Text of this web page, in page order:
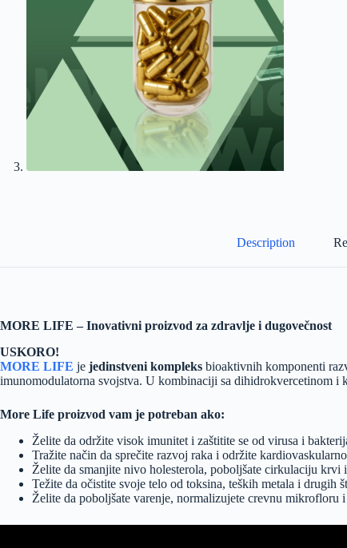
Description
MORE LIFE – Inovativni proizvod za zdravlje i dugovečnost
USKORO!
MORE LIFE je jedinstveni kompleks bioaktivnih komponenti
imunomodulatorna svojstva. U kombinaciji sa dihidrokvercetinom i
More Life proizvod vam je potreban ako:
Želite da održite visok imunitet i zaštitite se od virusa i
Tražite način da sprečite razvoj raka i održite
Želite da smanjite nivo holesterola, poboljšate cirkulaciju krvi
Težite da očistite svoje telo od toksina, teških metala i drugih
Želite da poboljšate varenje, normalizujete crevnu mikrofloru